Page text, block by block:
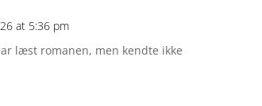
at 5:36 pm
læst romanen, men kendte ikke